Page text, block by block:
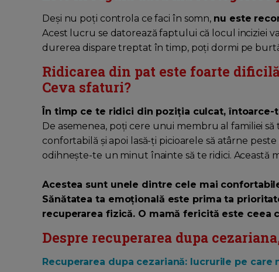
Deși nu poți controla ce faci în somn, nu este
Acest lucru se datorează faptului că locul inciziei
durerea dispare treptat în timp, poți dormi pe
Ridicarea din pat este foarte
Ceva sfaturi?
În timp ce te ridici din poziția culcat,
De asemenea, poți cere unui membru al familiei
confortabilă și apoi lasă-ți picioarele să atârne
odihnește-te un minut înainte să te ridici. Această
Acestea sunt unele dintre cele mai
Sănătatea ta emoțională este prima ta
recuperarea fizică. O mamă fericită este ceea
Despre recuperarea dupa
Recuperarea dupa cezariană: lucrurile pe care